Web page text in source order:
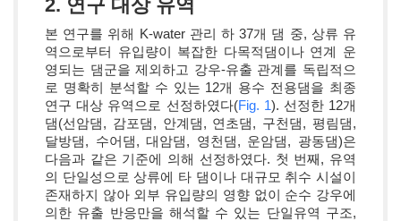
2. 연구 대상 유역
본 연구를 위해 K-water 관리 하 37개 댐 중, 상류 유
역으로부터 유입량이 복잡한 다목적댐이나 연계 운
영되는 댐군을 제외하고 강우-유출 관계를 독립적으
로 명확히 분석할 수 있는 12개 용수 전용댐을 최종
연구 대상 유역으로 선정하였다(Fig. 1). 선정한 12개
댐(선암댐, 감포댐, 안계댐, 연초댐, 구천댐, 평림댐,
달방댐, 수어댐, 대암댐, 영천댐, 운암댐, 광동댐)은
다음과 같은 기준에 의해 선정하였다. 첫 번째, 유역
의 단일성으로 상류에 타 댐이나 대규모 취수 시설이
존재하지 않아 외부 유입량의 영향 없이 순수 강우에
의한 유출 반응만을 해석할 수 있는 단일유역 구조,